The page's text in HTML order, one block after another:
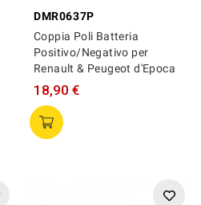
DMR0637P
Coppia Poli Batteria
Positivo/Negativo per
Renault & Peugeot d'Epoca
18,90 €